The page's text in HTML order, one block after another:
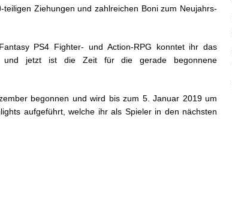
Ziehungen und zahlreichen Boni zum Neujahrs-
PS4 Fighter- und Action-RPG konntet ihr das
und jetzt ist die Zeit für die gerade begonnene
begonnen und wird bis zum 5. Januar 2019 um
aufgeführt, welche ihr als Spieler in den nächsten